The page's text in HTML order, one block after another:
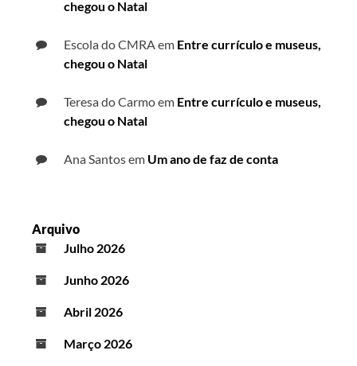
chegou o Natal
Escola do CMRA em Entre currículo e museus,
chegou o Natal
Teresa do Carmoem Entre currículo e museus,
chegou o Natal
Ana Santosem Um ano de faz de conta
Arquivo
Julho 2026
Junho 2026
Abril 2026
Março 2026